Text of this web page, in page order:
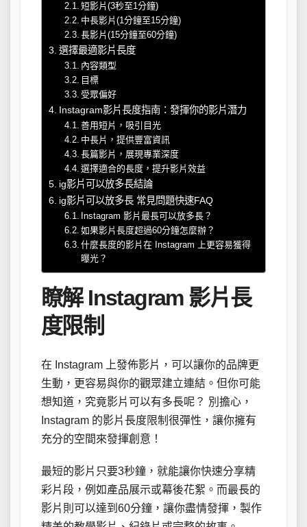
短影片(3秒至1分鐘)
中長影片(1分鐘至15分鐘)
長影片(15分鐘至60分鐘)
選擇最適影片長度
內容類型
目標
受眾偏好
Instagram影片長度指南：發揮你的影片潛力
善用短片，吸引目光
中長片，提供豐富資訊
長篇影片，展現專業深度
選擇適合的長度，提升影片效益
ig影片可以放多長結論
ig影片可以放多長 常見問題快速FAQ
Instagram 影片最長可以放多長？
如果影片長度超過60分鐘怎麼辦？
什麼長度的影片在 Instagram 上更容易獲得
曝光？
瞭解 Instagram 影片長
度限制
在 Instagram 上發佈影片，可以讓你的品牌更
生動，更容易與你的觀眾建立連結。但你可能
想知道，究竟影片可以有多長呢？ 別擔心，
Instagram 的影片長度限制很彈性，讓你擁有
充分的空間來發揮創意！
最短的影片只要3秒鐘，就能讓你快速分享精
彩片段，例如產品展示或幕後花絮。而最長的
影片則可以達到60分鐘，讓你盡情發揮，製作